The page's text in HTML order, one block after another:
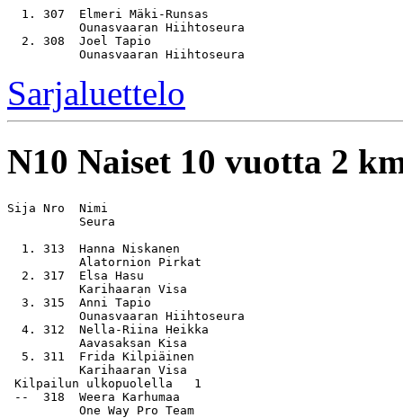
1. 307  Elmeri Mäki-Runsas
          Ounasvaaran Hiihtoseura
2. 308  Joel Tapio
Sarjaluettelo
N10 Naiset 10 vuotta 2
Sija Nro  Nimi
          Seura
1. 313  Hanna Niskanen
          Alatornion Pirkat
2. 317  Elsa Hasu
          Karihaaran Visa
3. 315  Anni Tapio
          Ounasvaaran Hiihtoseura
4. 312  Nella-Riina Heikka
          Aavasaksan Kisa
5. 311  Frida Kilpiäinen
          Karihaaran Visa
Kilpailun ulkopuolella   1
--  318  Weera Karhumaa
          One Way Pro Team